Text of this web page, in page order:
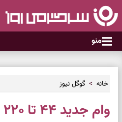
منو
خانه گوگل نیوز